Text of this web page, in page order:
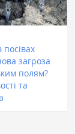
посівах
загроза
полям?
та